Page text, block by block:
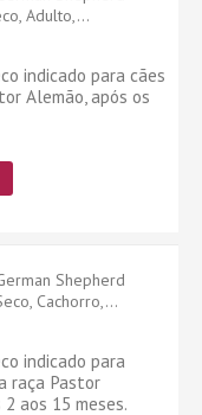
Adulto,...
indicado para cães
Alemão, após os
Shepherd
Cachorro,...
indicado para
raça Pastor
aos 15 meses.